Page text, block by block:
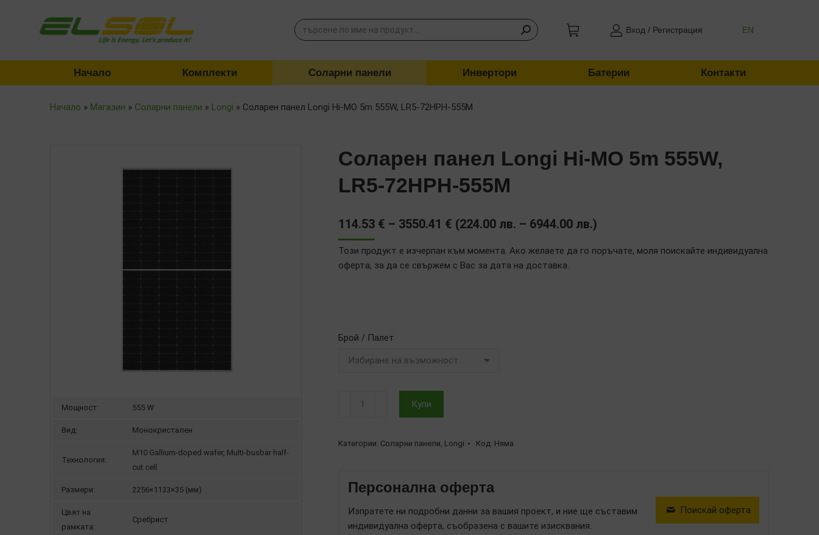
Вход / Регистрация EN
Начало Комплекти Соларни панели Инвертори Батерии Контакти
Начало » Магазин » Соларни панели » Longi » Соларен панел Longi Hi-MO 5m 555W, LR5-72HPH-555M
Мощност: 555 W
Вид: Монокристален
Технология:
M10 Gallium-doped wafer, Multi-busbar half-
cut cell
Размери: 2256×1133×35 (мм)
Цвят на
рамката:
Сребрист
Соларен панел Longi Hi-MO 5m 555W,
LR5-72HPH-555M
114.53 € – 3550.41 € Price
114.53 €
through
(224.00 лв. – 6944.00 лв.)
Този продукт е изчерпан към момента. Ако желаете да го поръчате, моля поискайте индивидуална
оферта, за да се свържем с Вас за дата на доставка.
Брой / Палет
панел
MO
555W,
LR5-
Купи
Категории: Соларни панели, Longi Код: Няма
Персонална оферта
Изпратете ни подробни данни за вашия проект, и ние ще съставим
индивидуална оферта, съобразена с вашите изисквания.
Поискай оферта